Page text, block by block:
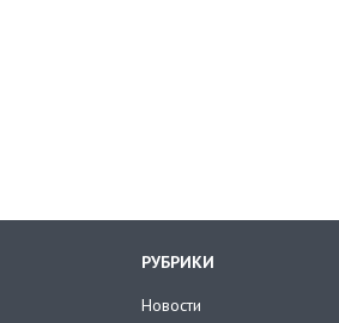
РУБРИКИ
Новости